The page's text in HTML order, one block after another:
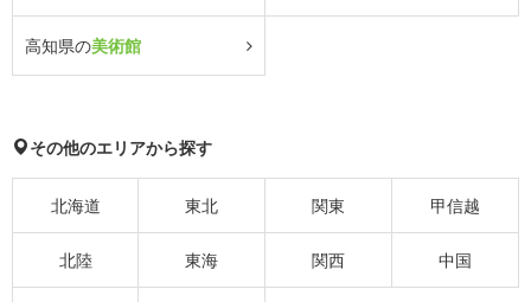
高知県の美術館
その他のエリアから探す
北海道 東北 関東 甲信越
北陸 東海 関西 中国